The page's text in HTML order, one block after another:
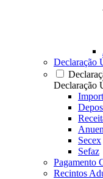
Declaração
Declaração
Secex
Sefaz
Pagamento
Recintos